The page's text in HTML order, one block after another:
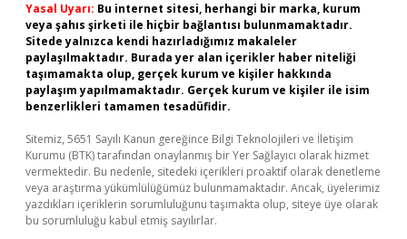
Yasal Uyarı: Bu internet sitesi, herhangi bir marka, kurum
veya şahıs şirketi ile hiçbir bağlantısı bulunmamaktadır.
Sitede yalnızca kendi hazırladığımız makaleler
paylaşılmaktadır. Burada yer alan içerikler haber niteliği
taşımamakta olup, gerçek kurum ve kişiler hakkında
paylaşım yapılmamaktadır. Gerçek kurum ve kişiler ile isim
benzerlikleri tamamen tesadüfidir.
Sitemiz, 5651 Sayılı Kanun gereğince Bilgi Teknolojileri ve İletişim
Kurumu (BTK) tarafından onaylanmış bir Yer Sağlayıcı olarak hizmet
vermektedir. Bu nedenle, sitedeki içerikleri proaktif olarak denetleme
veya araştırma yükümlülüğümüz bulunmamaktadır. Ancak, üyelerimiz
yazdıkları içeriklerin sorumluluğunu taşımakta olup, siteye üye olarak
bu sorumluluğu kabul etmiş sayılırlar.